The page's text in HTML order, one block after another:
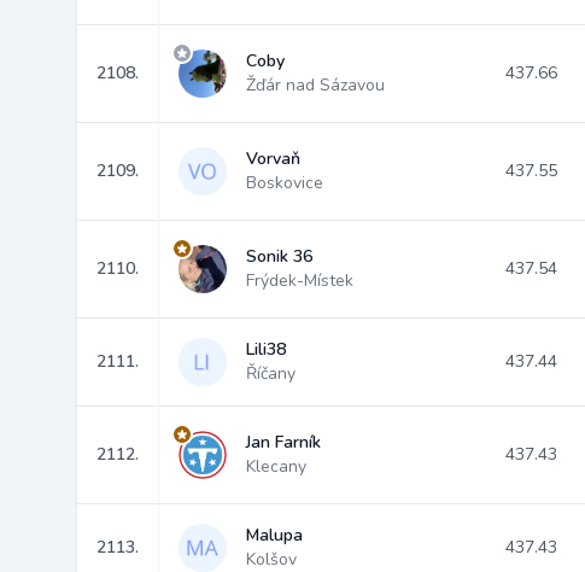
2108.
Coby
Žďár nad Sázavou
437.66
2109.
Vorvaň
Boskovice
437.55
2110.
Sonik 36
Frýdek-Místek
437.54
2111.
Lili38
Říčany
437.44
2112.
Jan Farník
Klecany
437.43
2113.
Malupa
Kolšov
437.43